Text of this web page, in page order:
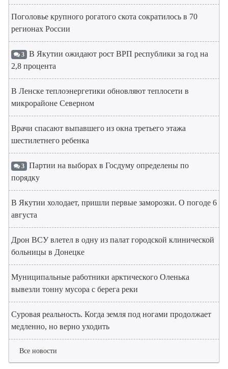
Поголовье крупного рогатого скота сократилось в 70
регионах России
3 В Якутии ожидают рост ВРП республики за год на
2,8 процента
В Ленске теплоэнергетики обновляют теплосети в
микрорайоне Северном
Врачи спасают выпавшего из окна третьего этажа
шестилетнего ребенка
3 Партии на выборах в Госдуму определены по
порядку
В Якутии холодает, пришли первые заморозки. О погоде 6
августа
Дрон ВСУ влетел в одну из палат городской клинической
больницы в Донецке
Муниципальные работники арктического Оленька
вывезли тонну мусора с берега реки
Суровая реальность. Когда земля под ногами продолжает
медленно, но верно уходить
Все новости